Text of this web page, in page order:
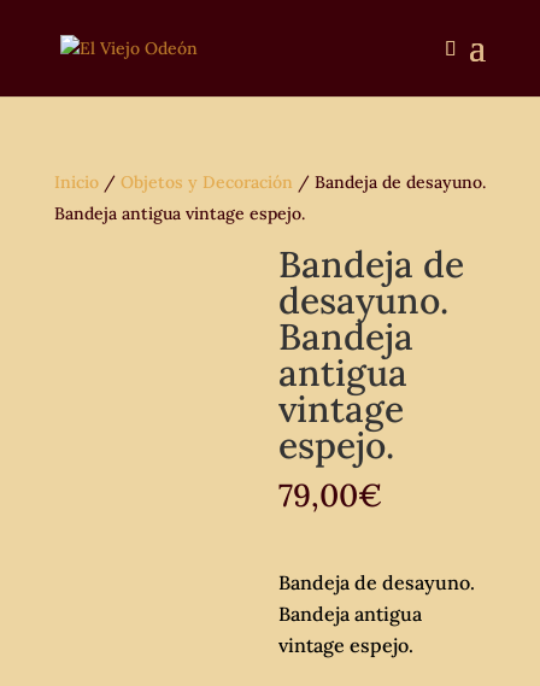
Inicio/ Objetos y Decoración / Bandeja de desayuno.
Bandeja antigua vintage espejo.
Bandeja de
desayuno.
Bandeja
antigua
vintage
espejo.
79,00€
Bandeja de desayuno.
Bandeja antigua
vintage espejo.